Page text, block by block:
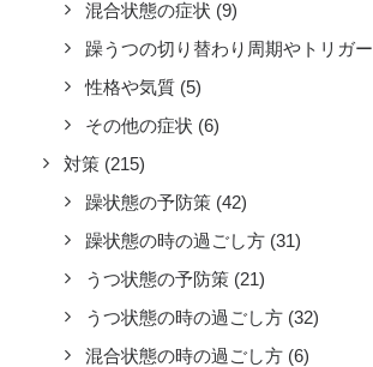
混合状態の症状 (9)
躁うつの切り替わり周期やトリガー
性格や気質 (5)
その他の症状 (6)
対策 (215)
躁状態の予防策 (42)
躁状態の時の過ごし方 (31)
うつ状態の予防策 (21)
うつ状態の時の過ごし方 (32)
混合状態の時の過ごし方 (6)